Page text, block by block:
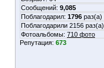
Сообщений: 9,085
Поблагодарил: 1796 раз(а)
Поблагодарили 2156 раз(а)
Фотоальбомы: 710 фото
Репутация: 673